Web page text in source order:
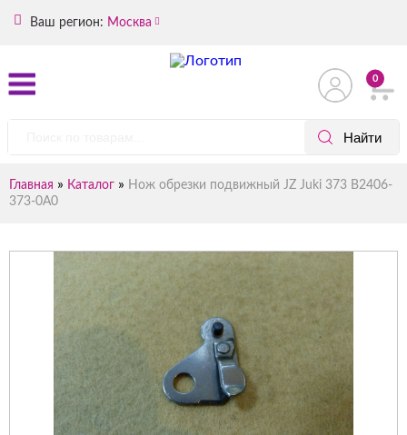
Ваш регион: Москва
0
Главная » Каталог » Нож обрезки подвижный JZ Juki 373 B2406-
373-0А0